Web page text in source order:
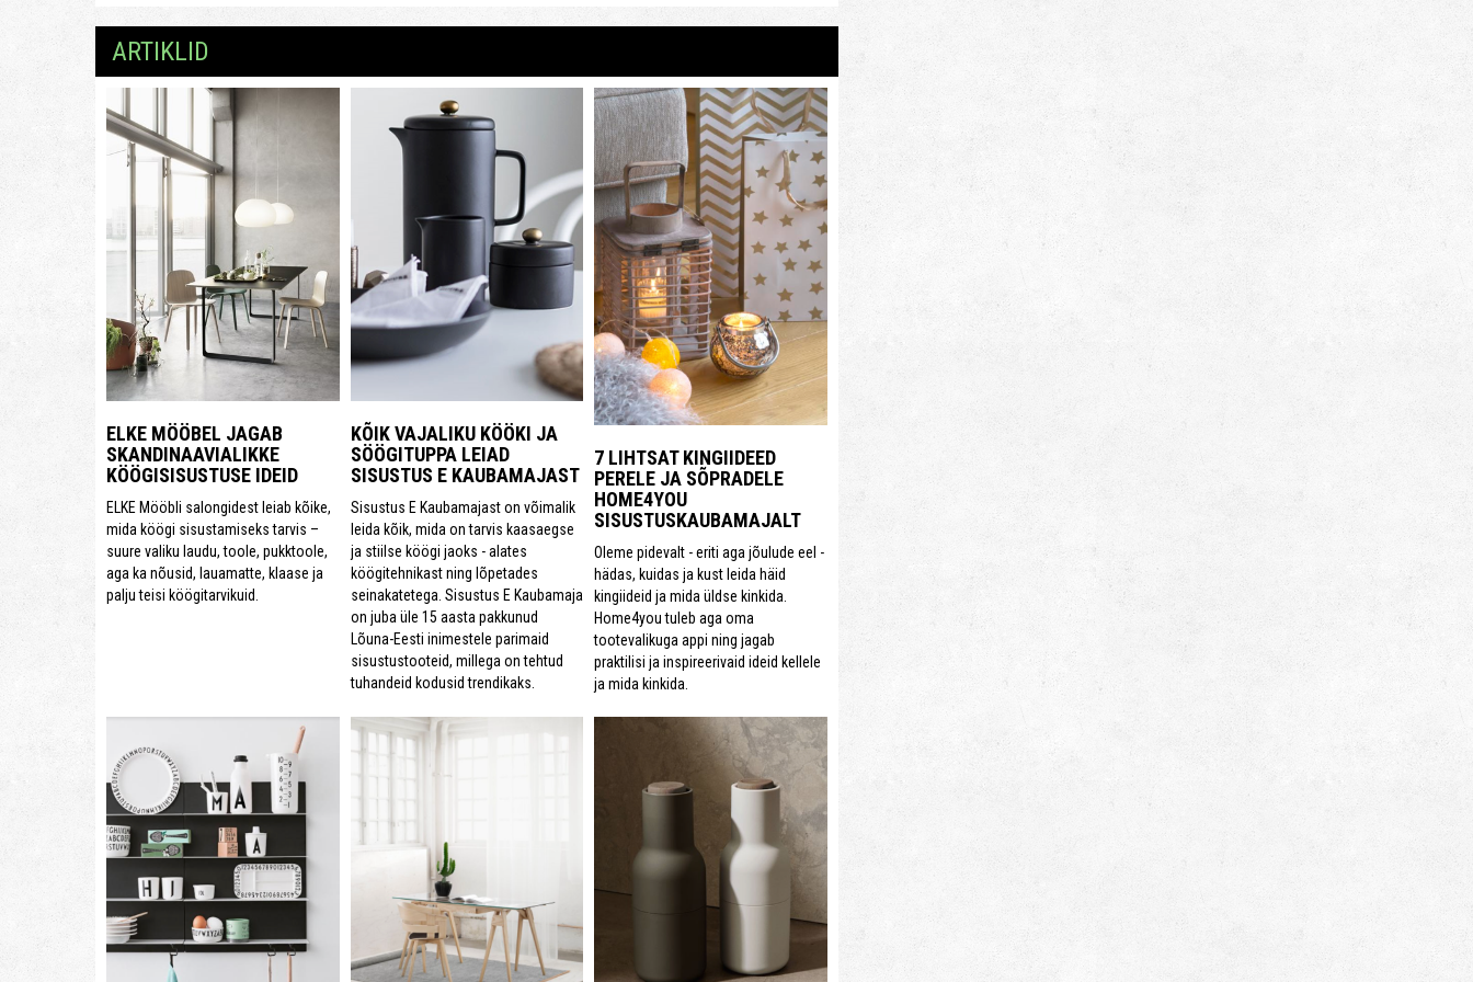
ARTIKLID
ELKE MÖÖBEL JAGAB
SKANDINAAVIALIKKE
KÖÖGISISUSTUSE IDEID
ELKE Mööbli salongidest leiab kõike,
mida köögi sisustamiseks tarvis –
suure valiku laudu, toole, pukktoole,
aga ka nõusid, lauamatte, klaase ja
palju teisi köögitarvikuid.
KÕIK VAJALIKU KÖÖKI JA
SÖÖGITUPPA LEIAD
SISUSTUS E KAUBAMAJAST
Sisustus E Kaubamajast on võimalik
leida kõik, mida on tarvis kaasaegse
ja stiilse köögi jaoks - alates
köögitehnikast ning lõpetades
seinakatetega. Sisustus E Kaubamaja
on juba üle 15 aasta pakkunud
Lõuna-Eesti inimestele parimaid
sisustustooteid, millega on tehtud
tuhandeid kodusid trendikaks.
7 LIHTSAT KINGIIDEED
PERELE JA SÕPRADELE
HOME4YOU
SISUSTUSKAUBAMAJALT
Oleme pidevalt - eriti aga jõulude eel -
hädas, kuidas ja kust leida häid
kingiideid ja mida üldse kinkida.
Home4you tuleb aga oma
tootevalikuga appi ning jagab
praktilisi ja inspireerivaid ideid kellele
ja mida kinkida.